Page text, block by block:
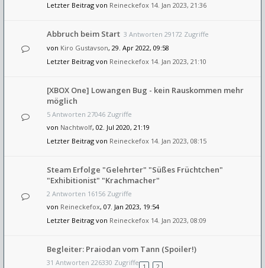
Letzter Beitrag von Reineckefox 14. Jan 2023, 21:36
Abbruch beim Start 3 Antworten 29172 Zugriffe
von Kiro Gustavson, 29. Apr 2022, 09:58
Letzter Beitrag von Reineckefox 14. Jan 2023, 21:10
[XBOX One] Lowangen Bug - kein Rauskommen mehr
möglich
5 Antworten 27046 Zugriffe
von Nachtwolf, 02. Jul 2020, 21:19
Letzter Beitrag von Reineckefox 14. Jan 2023, 08:15
Steam Erfolge "Gelehrter" "Süßes Früchtchen"
"Exhibitionist" "Krachmacher"
2 Antworten 16156 Zugriffe
von Reineckefox, 07. Jan 2023, 19:54
Letzter Beitrag von Reineckefox 14. Jan 2023, 08:09
Begleiter: Praiodan vom Tann (Spoiler!)
31 Antworten 226330 Zugriffe